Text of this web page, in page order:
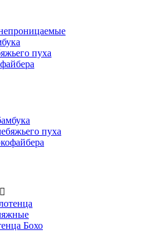
пуха
пуха

Бохо